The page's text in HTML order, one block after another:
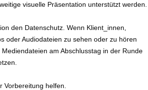
visuelle Präsentation unterstützt werden.
den Datenschutz. Wenn Klient_innen,
oder Audiodateien zu sehen oder zu hören
am Abschlusstag in der Runde
helfen.